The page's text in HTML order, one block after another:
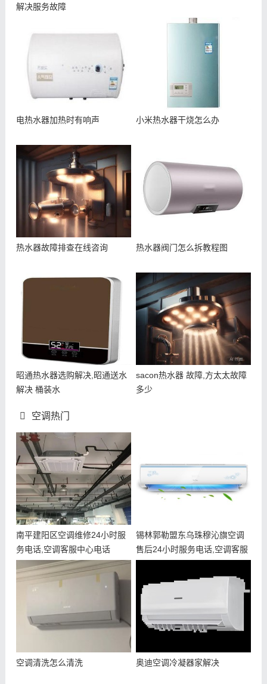
解决服务故障
电热水器加热时有响声 小米热水器干烧怎么办
热水器故障排查在线咨询 热水器阀门怎么拆教程图
昭通热水器选购解决,昭通送水
解决 桶装水
sacon热水器 故障,方太太故障
多少
空调热门
南平建阳区空调维修24小时服
务电话,空调客服中心电话
锡林郭勒盟东乌珠穆沁旗空调
售后24小时服务电话,空调客服
空调清洗怎么清洗 奥迪空调冷凝器家解决